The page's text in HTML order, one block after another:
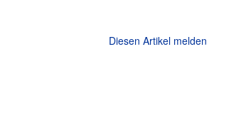
Diesen Artikel melden